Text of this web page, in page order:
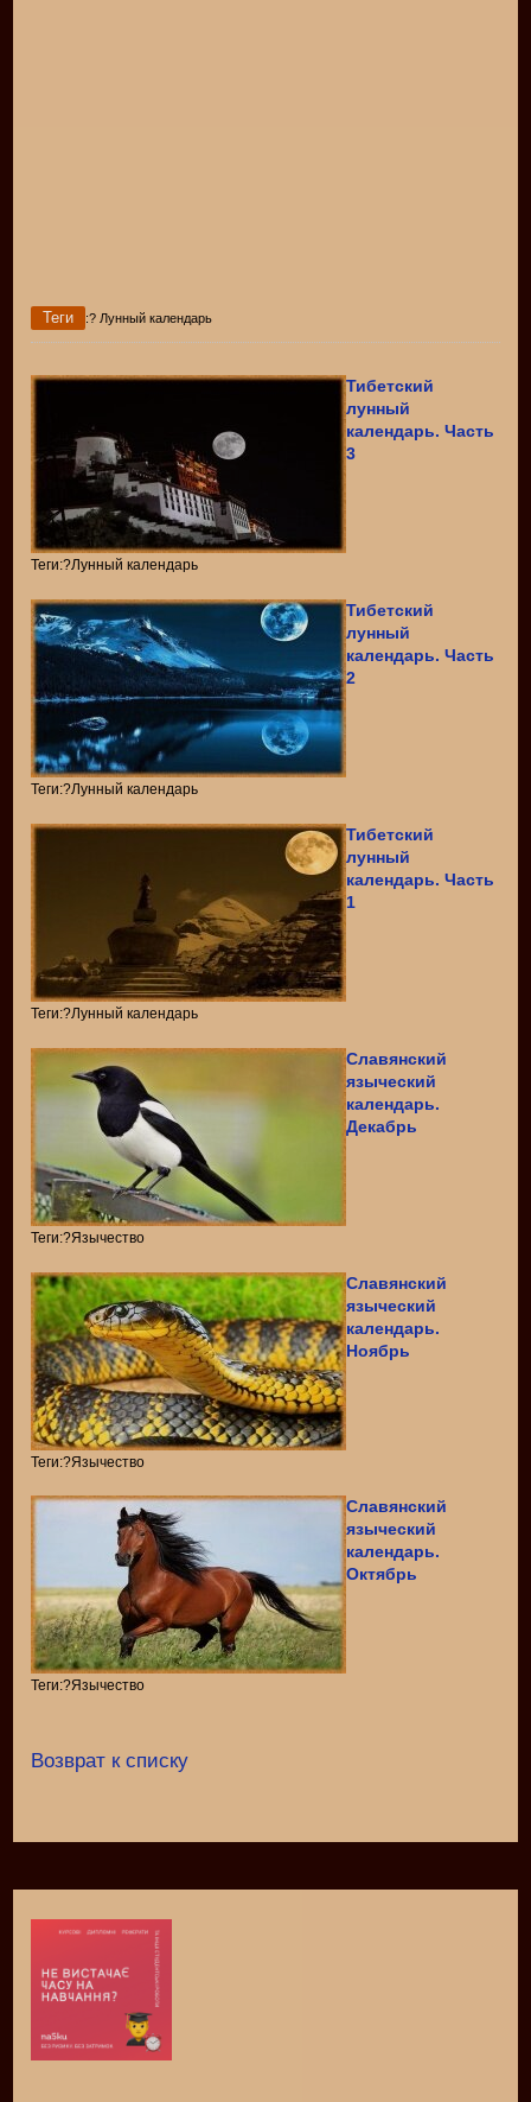
Теги :? Лунный календарь
Тибетский
лунный
календарь. Часть
3
Теги:?Лунный календарь
Тибетский
лунный
календарь. Часть
2
Теги:?Лунный календарь
Тибетский
лунный
календарь. Часть
1
Теги:?Лунный календарь
Славянский
языческий
календарь.
Декабрь
Теги:?Язычество
Славянский
языческий
календарь.
Ноябрь
Теги:?Язычество
Славянский
языческий
календарь.
Октябрь
Теги:?Язычество
Возврат к списку